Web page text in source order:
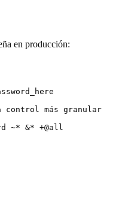
en producción:
control más granular